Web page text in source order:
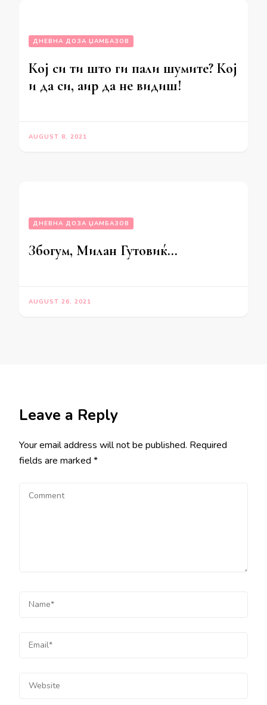
ДНЕВНА ДОЗА ЏАМБАЗОВ
Кој си ти што ги пали шумите? Кој
и да си, аир да не видиш!
AUGUST 8, 2021
ДНЕВНА ДОЗА ЏАМБАЗОВ
Збогум, Милан Гутовиќ…
AUGUST 26, 2021
Leave a Reply
Your email address will not be published. Required
fields are marked *